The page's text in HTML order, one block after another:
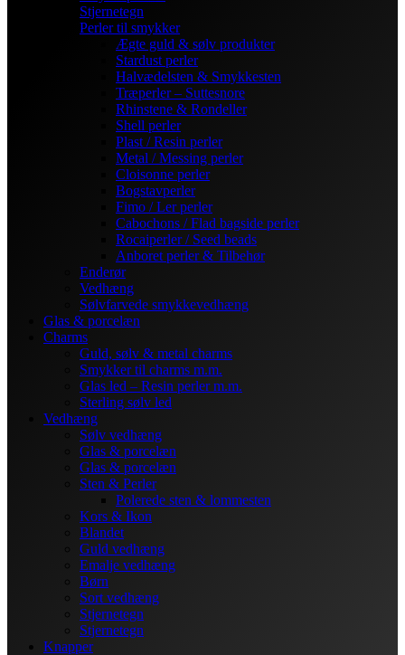
Stjernetegn
Perler til smykker
Ægte guld & sølv produkter
Stardust perler
Halvædelsten & Smykkesten
Træperler – Suttesnore
Rhinstene & Rondeller
Shell perler
Plast / Resin perler
Metal / Messing perler
Cloisonne perler
Bogstavperler
Fimo / Ler perler
Cabochons / Flad bagside perler
Rocaiperler / Seed beads
Anboret perler & Tilbehør
Enderør
Vedhæng
Sølvfarvede smykkevedhæng
Glas & porcelæn
Charms
Guld, sølv & metal charms
Smykker til charms m.m.
Glas led – Resin perler m.m.
Sterling sølv led
Vedhæng
Sølv vedhæng
Glas & porcelæn
Glas & porcelæn
Sten & Perler
Polerede sten & lommesten
Kors & Ikon
Blandet
Guld vedhæng
Emalje vedhæng
Børn
Sort vedhæng
Stjernetegn
Stjernetegn
Knapper